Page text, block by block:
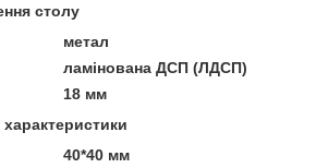
столу
метал
ламінована ДСП (ЛДСП)
18 мм
40*40 мм